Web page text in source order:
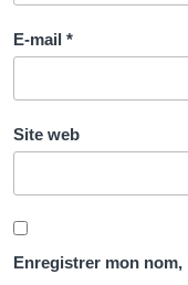
E-mail *
Site web
Enregistrer mon nom,